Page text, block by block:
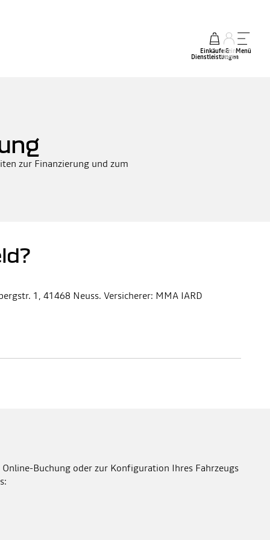
Einkäufe &
Dienstleistungen
mein
Konto
Menü
zur Finanzierung und zum
1, 41468 Neuss. Versicherer: MMA IARD
Buchung oder zur Konfiguration Ihres Fahrzeugs